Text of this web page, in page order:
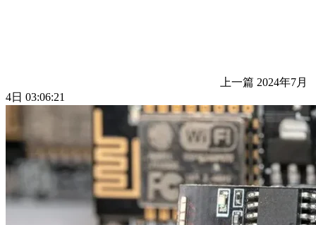
上一篇 2024年7月
4日 03:06:21